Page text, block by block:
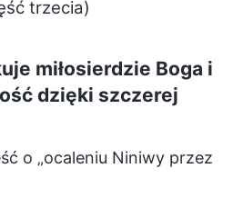
trzecia)
miłosierdzie Boga i
dzięki szczerej
o „ocaleniu Niniwy przez